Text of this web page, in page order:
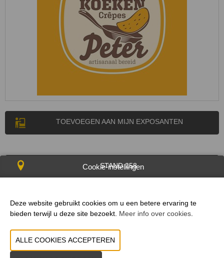
TOEVOEGEN AAN MIJN EXPOSANTEN
STAND 258
verse pannenkoeken die met liefde en vakmanschap worden
bereid. Bovendien met veel minder suikers en vetten en volledig vrij
Cookie-instellingen
Deze website gebruikt cookies om u een betere ervaring te
bieden terwijl u deze site bezoekt. Meer info over cookies